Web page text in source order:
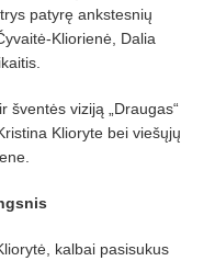
patyrę ankstesnių
yvaitė-Kliorienė , Dalia
šventės viziją „Draugas“
Klioryte bei viešųjų
kalbai pasisukus